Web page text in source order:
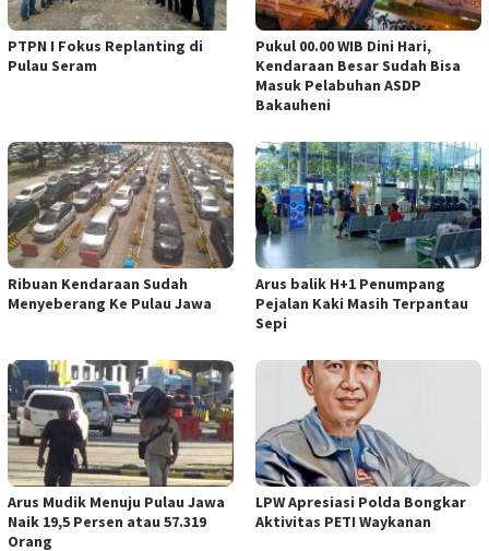
PTPN I Fokus Replanting di
Pulau Seram
Pukul 00.00 WIB Dini Hari,
Kendaraan Besar Sudah Bisa
Masuk Pelabuhan ASDP
Bakauheni
Ribuan Kendaraan Sudah
Menyeberang Ke Pulau Jawa
Arus balik H+1 Penumpang
Pejalan Kaki Masih Terpantau
Sepi
Arus Mudik Menuju Pulau Jawa
Naik 19,5 Persen atau 57.319
Orang
LPW Apresiasi Polda Bongkar
Aktivitas PETI Waykanan